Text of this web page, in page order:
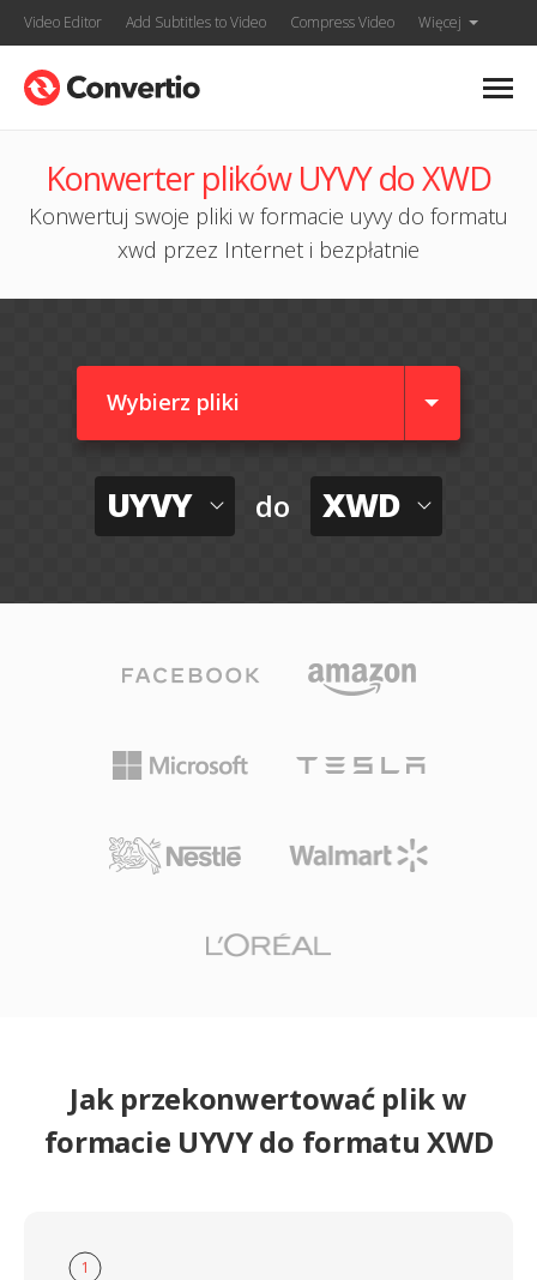
Video Editor Add Subtitles to Video Compress Video Więcej
Konwerter plików UYVY do XWD
Konwertuj swoje pliki w formacie uyvy do formatu
xwd przez Internet i bezpłatnie
Wybierz pliki
UYVY do XWD
Jak przekonwertować plik w
formacie UYVY do formatu XWD
1